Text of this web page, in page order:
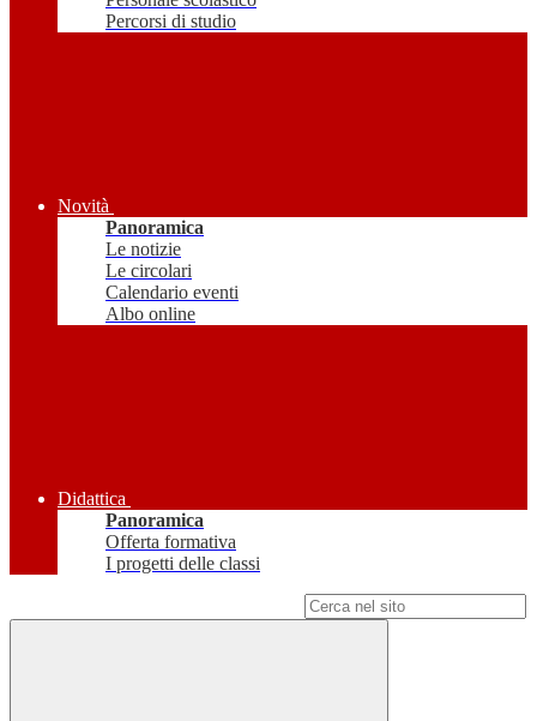
Percorsi di studio
Novità
Panoramica
Le notizie
Le circolari
Calendario eventi
Albo online
Didattica
Panoramica
Offerta formativa
I progetti delle classi